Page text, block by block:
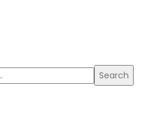
Search